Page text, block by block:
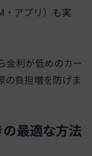
・アプリ）も実
金利が低めのカー
の負担増を防げま
最適な方法